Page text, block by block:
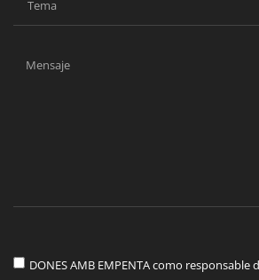
DONES AMB EMPENTA como